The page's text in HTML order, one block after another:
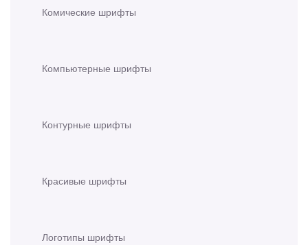
Комические шрифты
Компьютерные шрифты
Контурные шрифты
Красивые шрифты
Логотипы шрифты